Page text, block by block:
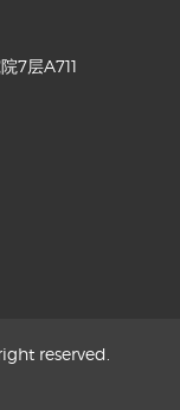
7层A711
reserved.